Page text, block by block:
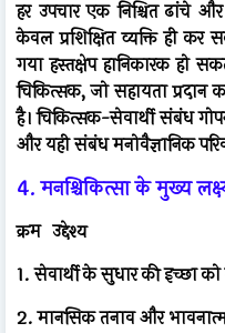
हर उपचार एक निश्चित ढांचे
केवल प्रशिक्षित व्यक्ति ही कर
गया हस्तक्षेप हानिकारक हो
चिकित्सक, जो सहायता प्रदान
है। चिकित्सक-सेवार्थी संबंध
और यही संबंध मनोवैज्ञानिक
4. मनश्चिकित्सा के मुख्य
क्रम उद्देश्य
1. सेवार्थी के सुधार की इच्छा
2. मानसिक तनाव और